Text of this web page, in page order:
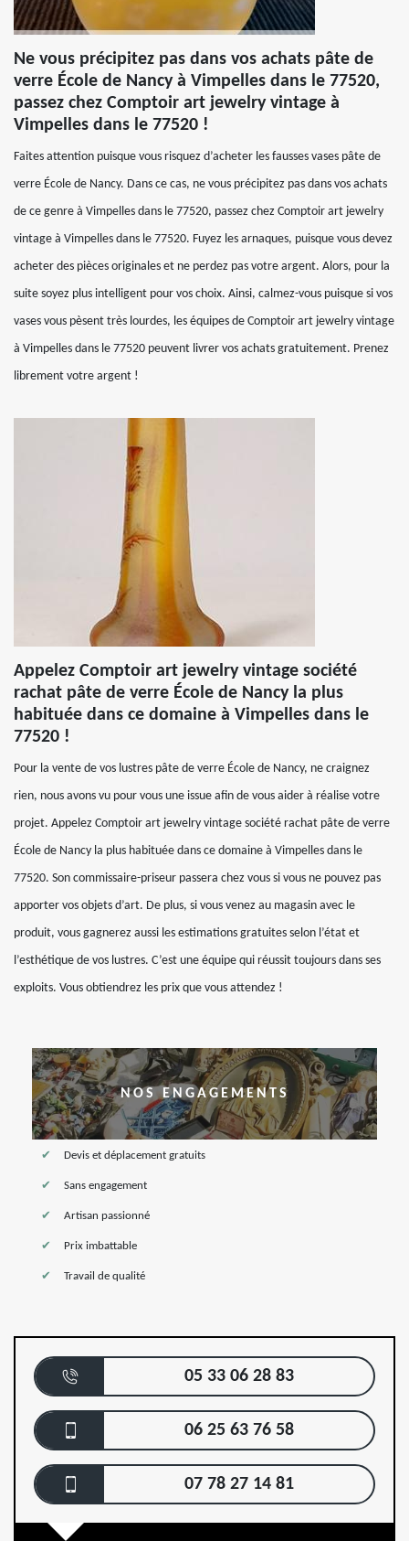
Ne vous précipitez pas dans vos achats pâte de
verre École de Nancy à Vimpelles dans le 77520,
passez chez Comptoir art jewelry vintage à
Vimpelles dans le 77520 !
Faites attention puisque vous risquez d’acheter les fausses vases pâte de
verre École de Nancy. Dans ce cas, ne vous précipitez pas dans vos achats
de ce genre à Vimpelles dans le 77520, passez chez Comptoir art jewelry
vintage à Vimpelles dans le 77520. Fuyez les arnaques, puisque vous devez
acheter des pièces originales et ne perdez pas votre argent. Alors, pour la
suite soyez plus intelligent pour vos choix. Ainsi, calmez-vous puisque si vos
vases vous pèsent très lourdes, les équipes de Comptoir art jewelry vintage
à Vimpelles dans le 77520 peuvent livrer vos achats gratuitement. Prenez
librement votre argent !
Appelez Comptoir art jewelry vintage société
rachat pâte de verre École de Nancy la plus
habituée dans ce domaine à Vimpelles dans le
77520 !
Pour la vente de vos lustres pâte de verre École de Nancy, ne craignez
rien, nous avons vu pour vous une issue afin de vous aider à réalise votre
projet. Appelez Comptoir art jewelry vintage société rachat pâte de verre
École de Nancy la plus habituée dans ce domaine à Vimpelles dans le
77520. Son commissaire-priseur passera chez vous si vous ne pouvez pas
apporter vos objets d’art. De plus, si vous venez au magasin avec le
produit, vous gagnerez aussi les estimations gratuites selon l’état et
l’esthétique de vos lustres. C’est une équipe qui réussit toujours dans ses
exploits. Vous obtiendrez les prix que vous attendez !
NOS ENGAGEMENTS
Devis et déplacement gratuits
Sans engagement
Artisan passionné
Prix imbattable
Travail de qualité
05 33 06 28 83
06 25 63 76 58
07 78 27 14 81